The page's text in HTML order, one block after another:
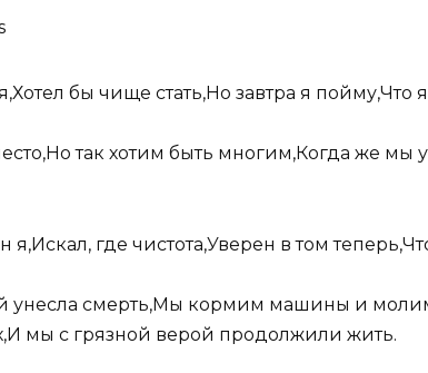
бы чище стать,Но завтра я пойму,Что
так хотим быть многим,Когда же мы
где чистота,Уверен в том
унесла смерть,Мы кормим машины и
мы с грязной верой продолжили жить.